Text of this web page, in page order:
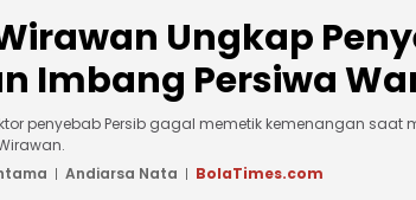
Ungkap
Imbang Persiwa
penyebab Persib gagal memetik kemenangan saat
Andiarsa Nata BolaTimes.com